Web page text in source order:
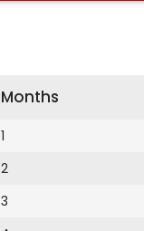
Months
1
2
3